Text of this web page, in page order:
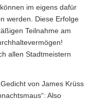
im eigens dafür
werden. Diese Erfolge
Teilnahme am
allen Stadtmeistern
von James Krüss
Also